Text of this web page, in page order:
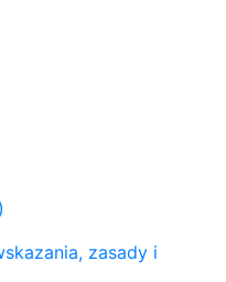
zasady i